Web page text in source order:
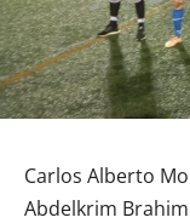
Carlos Alberto
Abdelkrim